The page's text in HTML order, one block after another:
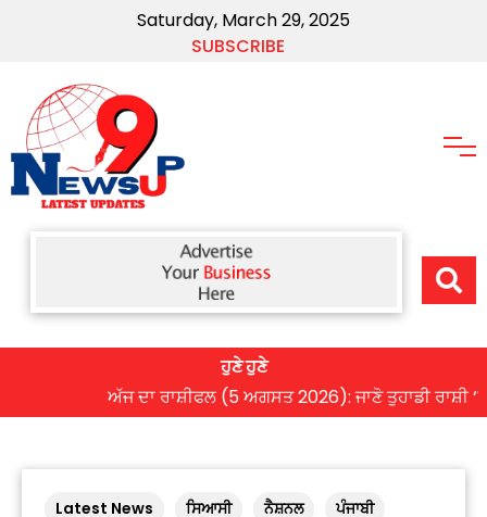
Saturday, March 29, 2025
SUBSCRIBE
ਹੁਣੇ ਹੁਣੇ
ਅੱਜ ਦਾ ਰਾਸ਼ੀਫਲ (5 ਅਗਸਤ 2026): ਜਾਣੋ ਤੁਹਾਡੀ ਰਾਸ਼ੀ ‘ਤੇ
Latest News ਸਿਆਸੀ ਨੈਸ਼ਨਲ ਪੰਜਾਬੀ